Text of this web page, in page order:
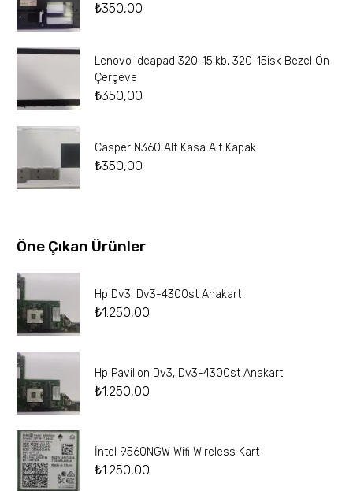
₺350,00
Lenovo ideapad 320-15ikb, 320-15isk Bezel Ön
Çerçeve
₺350,00
Casper N360 Alt Kasa Alt Kapak
₺350,00
Öne Çıkan Ürünler
Hp Dv3, Dv3-4300st Anakart
₺1.250,00
Hp Pavilion Dv3, Dv3-4300st Anakart
₺1.250,00
İntel 9560NGW Wifi Wireless Kart
₺1.250,00